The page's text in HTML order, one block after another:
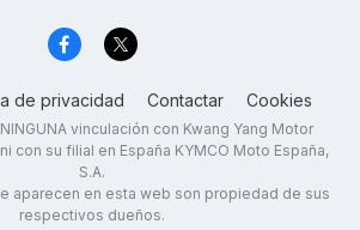
de privacidad Contactar Cookies
vinculación con Kwang Yang Motor
con su filial en España KYMCO Moto España,
S.A.
aparecen en esta web son propiedad de sus
respectivos dueños.